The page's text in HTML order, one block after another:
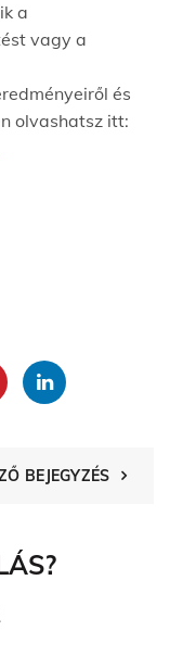
a
vagy a
és
olvashatsz itt:
BEJEGYZÉS
.